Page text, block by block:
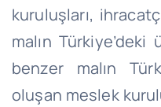
kuruluşları,
malın
benzer malın
oluşan meslek